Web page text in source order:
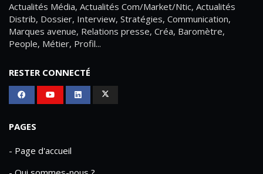
Actualités Média, Actualités Com/Market/Ntic, Actualités
Distrib, Dossier, Interview, Stratégies, Communication,
Marques avenue, Relations presse, Créa, Baromètre,
People, Métier, Profil...
RESTER CONNECTÉ
PAGES
- Page d'accueil